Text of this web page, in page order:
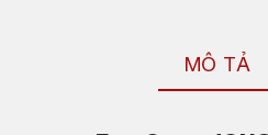
MÔ TẢ